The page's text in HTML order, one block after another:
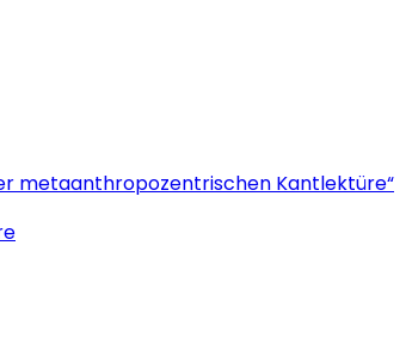
metaanthropozentrischen Kantlektüre“